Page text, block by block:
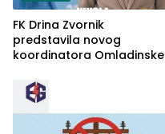
FK Drina Zvornik
predstavila novog
koordinatora Omladinske